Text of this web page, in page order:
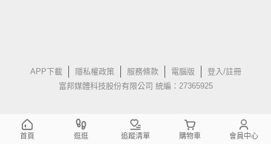
APP下載 隱私權政策 服務條款 電腦版
登入/註冊
富邦媒體科技股份有限公司 統編：27365925
首頁 逛逛 追蹤清單 購物車 會員中心